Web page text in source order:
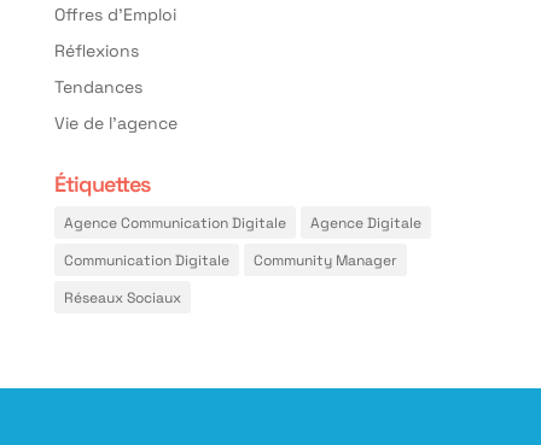
Offres d'Emploi
Réflexions
Tendances
Vie de l'agence
Étiquettes
Agence Communication Digitale
Agence Digitale
Communication Digitale
Community Manager
Réseaux Sociaux